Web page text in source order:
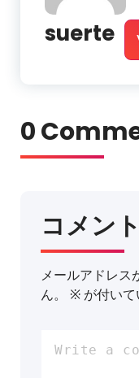
suerte
0
コメン
メールアドレス
ん。
※が付い